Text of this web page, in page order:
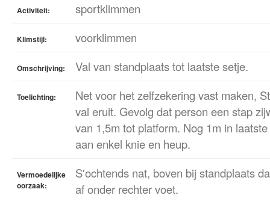
Activiteit: sportklimmen
Klimstijl: voorklimmen
Omschrijving: Val van standplaats tot laatste setje.
Toelichting:
Net voor het zelfzekering vast maken,
val eruit. Gevolg dat person een stap
van 1,5m tot platform. Nog 1m in
aan enkel knie en heup.
Vermoedelijke
oorzaak:
S'ochtends nat, boven bij standplaats
af onder rechter voet.